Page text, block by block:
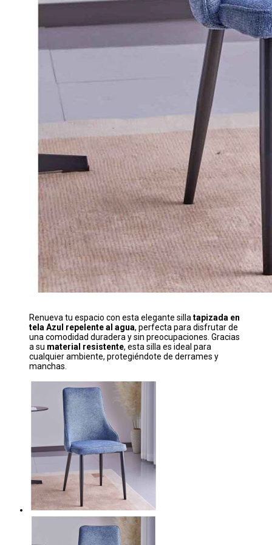
Renueva tu espacio con esta elegante sillatapizada en
telaAzul repelente al agua, perfecta para disfrutar de
una comodidad duradera y sin preocupaciones. Gracias
a su material resistente, esta silla es ideal para
cualquier ambiente, protegiéndote de derrames y
manchas.